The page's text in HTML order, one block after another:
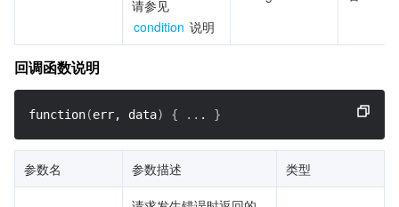
condition 说明
回调函数说明
function(err, data) { .. . }
参数名 参数描述 类型